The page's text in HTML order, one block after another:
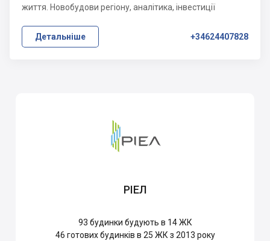
життя. Новобудови регіону, аналітика, інвестиції
Детальніше +34624407828
РІЕЛ
93 будинки будують в 14 ЖК
46 готових будинків в 25 ЖК з 2013 року